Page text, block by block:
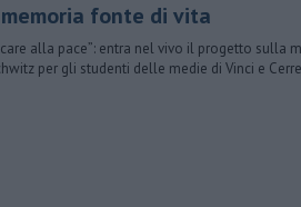
fonte di vita
alla pace”: entra nel vivo il progetto sulla
per gli studenti delle medie di Vinci e